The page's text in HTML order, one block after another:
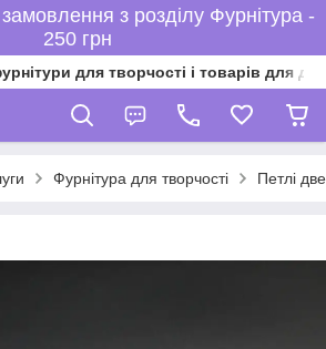
з розділу Фурнітура -
250 грн
для творчості і товарів для
Фурнітура для творчості Петлі